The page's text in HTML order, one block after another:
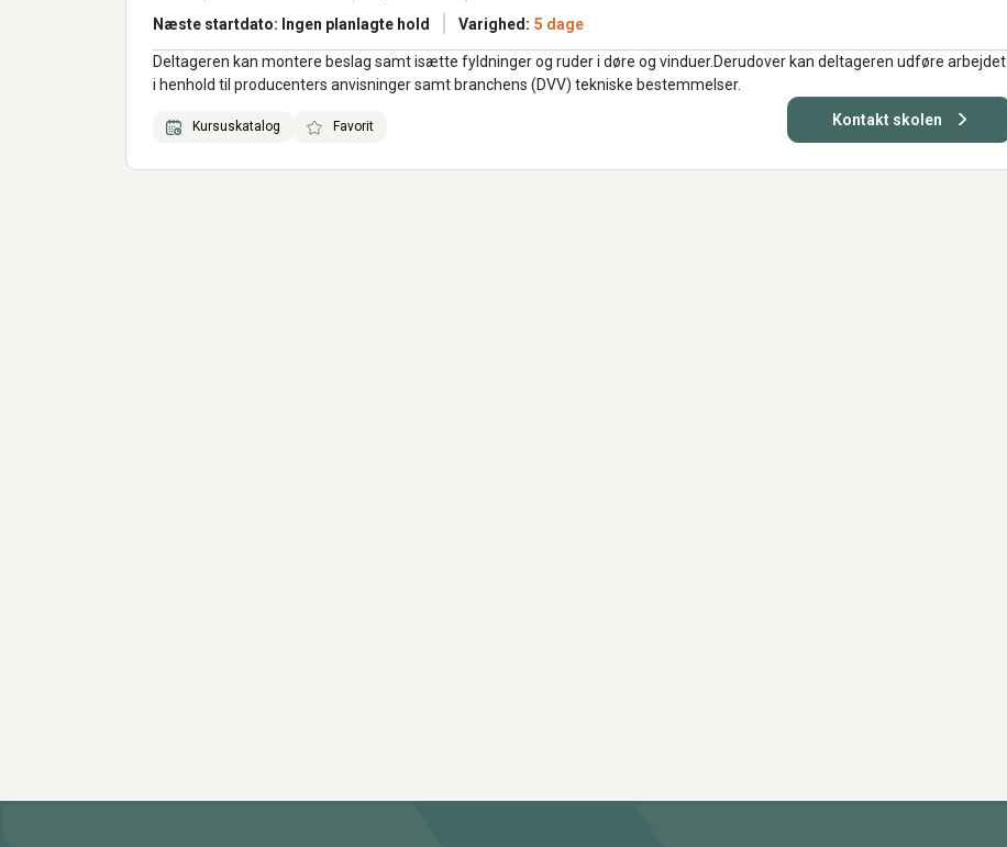
Næste startdato: Ingen planlagte hold Varighed: 5 dage
Deltageren kan montere beslag samt isætte fyldninger og ruder i døre og vinduer.Derudover kan deltageren udføre arbejdet
i henhold til producenters anvisninger samt branchens (DVV) tekniske bestemmelser.
Kursuskatalog Favorit Kontakt skolen